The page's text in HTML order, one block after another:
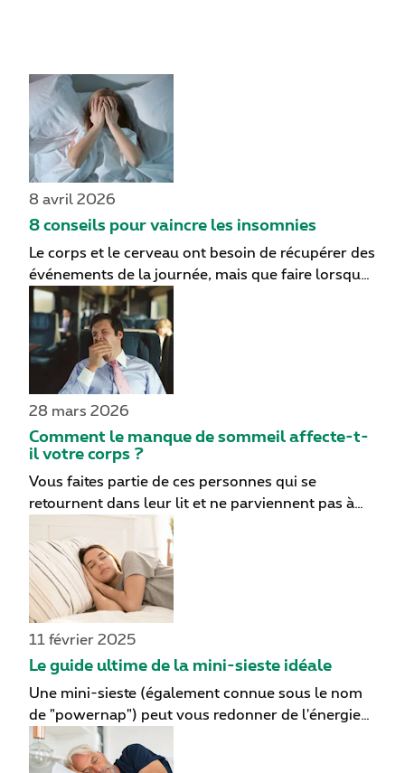
8 avril 2026
8 conseils pour vaincre les insomnies
Le corps et le cerveau ont besoin de récupérer des
événements de la journée, mais que faire lorsque
le sommeil ne vient pas ? Des psychologues ont
répertorié 8 causes courantes d'insomnie et
formulé quelques conseils pour améliorer votre
sommeil.
28 mars 2026
Comment le manque de sommeil affecte-t-
il votre corps ?
Vous faites partie de ces personnes qui se
retournent dans leur lit et ne parviennent pas à
trouver le sommeil ? Dans ce cas, vous n’êtes pas
seul. Des millions de personnes dans le monde
entier ne parviennent pas à dormir les huit heures
par nuit recommandées. Le sommeil est pourtant
très important. Si nous ne dormons pas
suffisamment, notre corps et notre esprit en
souffrent malheureusement de nombreuses
manières. Vu ces conséquences diverses et
importantes du manque de sommeil, il n’est pas
surprenant que des études aient démontré qu’un
sommeil insuffisant soit associé à un risque
général accru de décès, ainsi qu’à une moins
11 février 2025
Le guide ultime de la mini-sieste idéale
Une mini-sieste (également connue sous le nom
de "powernap") peut vous redonner de l'énergie
et un coup de fouet bienvenu. Elle présente
également plusieurs avantages pour la santé.